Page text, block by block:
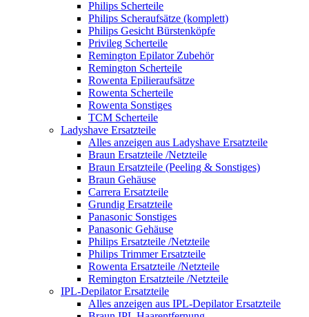
Philips Scherteile
Philips Scheraufsätze (komplett)
Philips Gesicht Bürstenköpfe
Privileg Scherteile
Remington Epilator Zubehör
Remington Scherteile
Rowenta Epilieraufsätze
Rowenta Scherteile
Rowenta Sonstiges
TCM Scherteile
Ladyshave Ersatzteile
Alles anzeigen aus Ladyshave Ersatzteile
Braun Ersatzteile /Netzteile
Braun Ersatzteile (Peeling & Sonstiges)
Braun Gehäuse
Carrera Ersatzteile
Grundig Ersatzteile
Panasonic Sonstiges
Panasonic Gehäuse
Philips Ersatzteile /Netzteile
Philips Trimmer Ersatzteile
Rowenta Ersatzteile /Netzteile
Remington Ersatzteile /Netzteile
IPL-Depilator Ersatzteile
Alles anzeigen aus IPL-Depilator Ersatzteile